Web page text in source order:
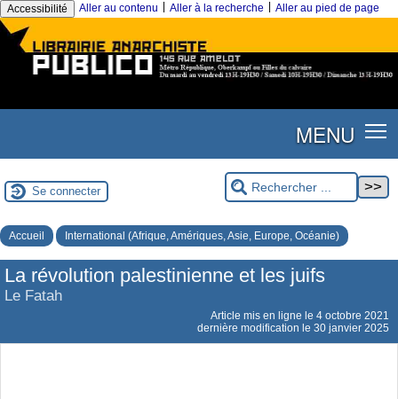
Accessibilité Aller au contenu Aller à la recherche Aller au pied de page
MENU
Se connecter
Accueil International (Afrique, Amériques, Asie, Europe, Océanie)
La révolution palestinienne et les juifs
Le Fatah
Article mis en ligne le 4 octobre 2021
dernière modification le 30 janvier 2025